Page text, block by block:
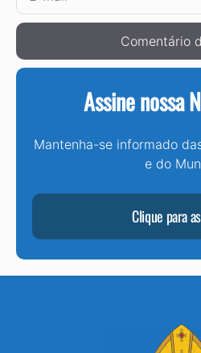
mail
Assine nossa
Mantenha-se informado
e do
Clique para